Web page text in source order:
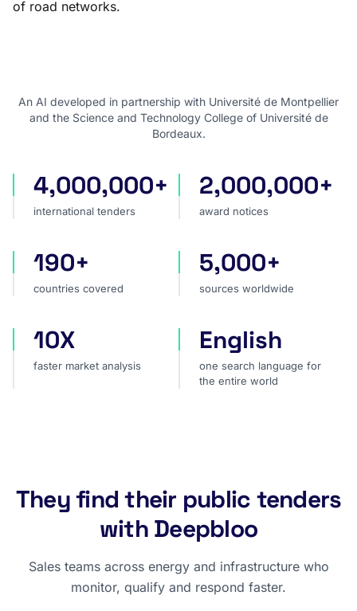
of road networks.
An AI developed in partnership with Université de Montpellier
and the Science and Technology College of Université de
Bordeaux.
international tenders
4,000,000+
international tenders
award notices
2,000,000+
award notices
countries covered
190+
countries covered
sources worldwide
5,000+
sources worldwide
faster market analysis
10X
faster market analysis
one search language for
English
one search language for
the entire world
They find their public tenders
with Deepbloo
Sales teams across energy and infrastructure who
monitor, qualify and respond faster.